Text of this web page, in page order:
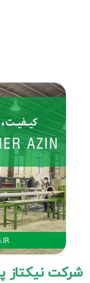
شرکت نیکتاز